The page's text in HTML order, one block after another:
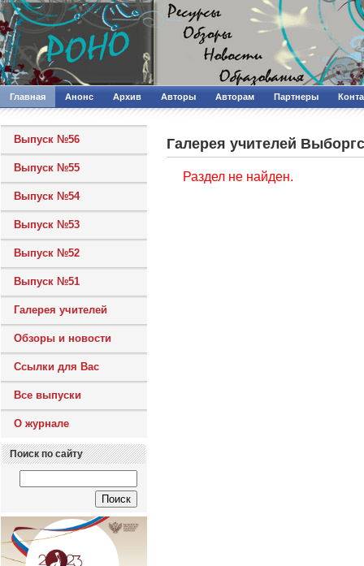
Главная Анонс Архив Авторы Авторам Партнеры
Выпуск №56
Выпуск №55
Выпуск №54
Выпуск №53
Выпуск №52
Выпуск №51
Галерея учителей
Обзоры и новости
Ссылки для Вас
Все выпуски
О журнале
Поиск по сайту
Галерея учителей
Раздел не найден.